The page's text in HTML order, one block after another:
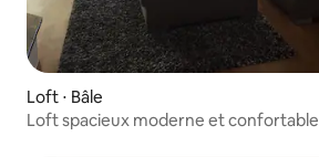
Loft ⋅ Bâle
Loft spacieux moderne et confortable